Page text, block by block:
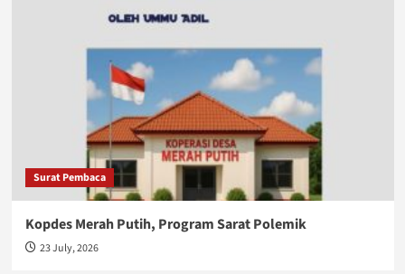
Surat Pembaca
Kopdes Merah Putih, Program Sarat Polemik
23 July, 2026